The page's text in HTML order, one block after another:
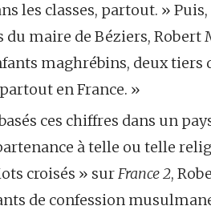
les classes, partout. »
maire de Béziers, Robert
maghrébins, deux tiers
en France. »
ces chiffres dans un
à telle ou telle
croisés » surFrance 2,
de confession